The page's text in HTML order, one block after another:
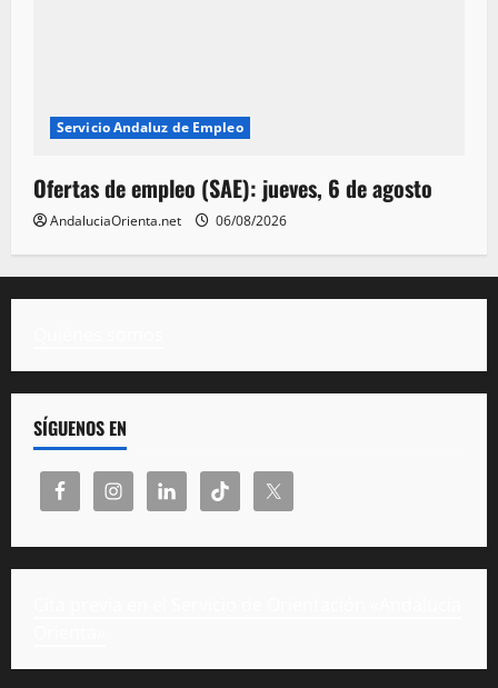
Servicio Andaluz de Empleo
Ofertas de empleo (SAE): jueves, 6 de agosto
AndaluciaOrienta.net 06/08/2026
SÍGUENOS EN